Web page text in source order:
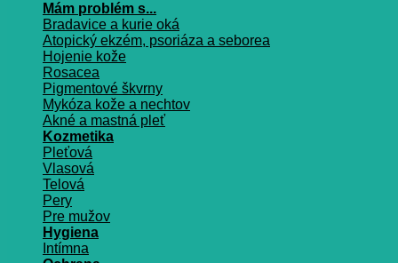
Mám problém s...
Bradavice a kurie oká
Atopický ekzém, psoriáza a seborea
Hojenie kože
Rosacea
Pigmentové škvrny
Mykóza kože a nechtov
Akné a mastná pleť
Kozmetika
Pleťová
Vlasová
Telová
Pery
Pre mužov
Hygiena
Intímna